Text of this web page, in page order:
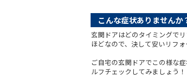
こんな症状ありませんか
玄関ドアはどのタイミングで
ほどなので、決して安いリフォ
ご自宅の玄関ドアでこの様な
ルフチェックしてみましょう！